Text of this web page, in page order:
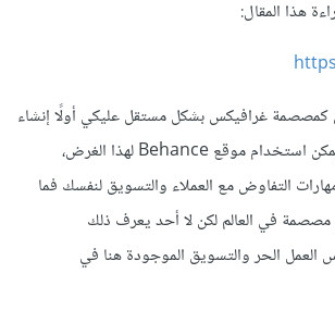
هذا المقال:
غرافيكس بشكل مستقل عليكي أولًا إنشاء
معرض أعمال مميز ويمكن استخدام موقع Behance لهذا الغرض،
التفاوض مع العملاء والتسويق لنفسك فما
مصصمة في العالم لكن لا أحد يعرف ذلك
الحر والتسويق الموجودة هنا في